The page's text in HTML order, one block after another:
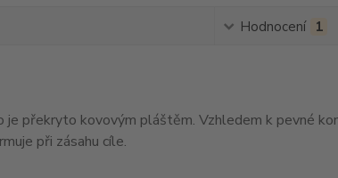
Hodnocení 1
je překryto kovovým pláštěm. Vzhledem k pevné
při zásahu cíle.